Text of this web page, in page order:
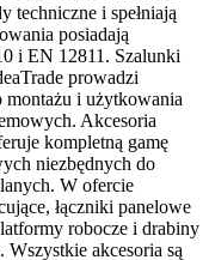
techniczne i spełniają
posiadają
i EN 12811. Szalunki
prowadzi
montażu i użytkowania
Akcesoria
kompletną gamę
niezbędnych do
W ofercie
łączniki panelowe
robocze i drabiny
Wszystkie akcesoria są